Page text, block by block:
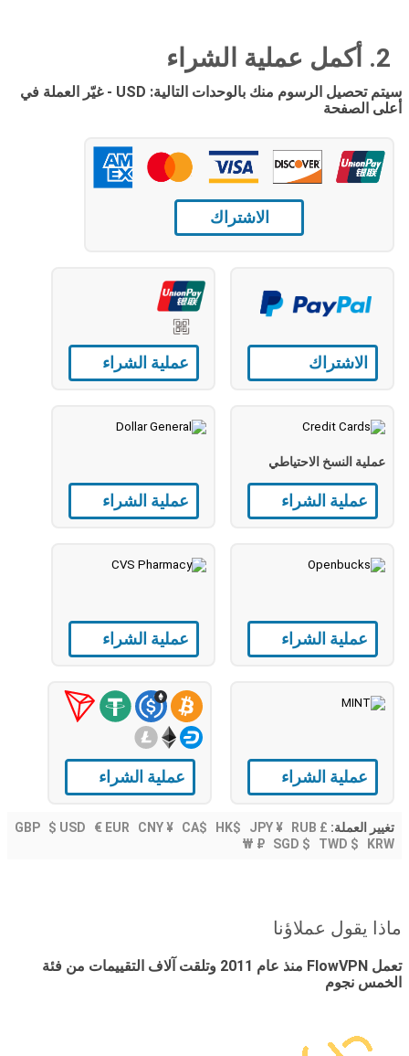
2. أكمل عملية الشراء
سيتم تحصيل الرسوم منك بالوحدات التالية: USD - غيّر العملة في
أعلى الصفحة
الاشتراك
الاشتراك عملية الشراء
عملية النسخ الاحتياطي
عملية الشراء عملية الشراء
عملية الشراء عملية الشراء
عملية الشراء عملية الشراء
تغيير العملة: £ GBP
$ USD € EUR CNY ¥ CA$ HK$ JPY ¥
RUB
₽
SGD $ TWD $ KRW ₩
ماذا يقول عملاؤنا
تعمل FlowVPN منذ عام 2011 وتلقت آلاف التقييمات من فئة
الخمس نجوم